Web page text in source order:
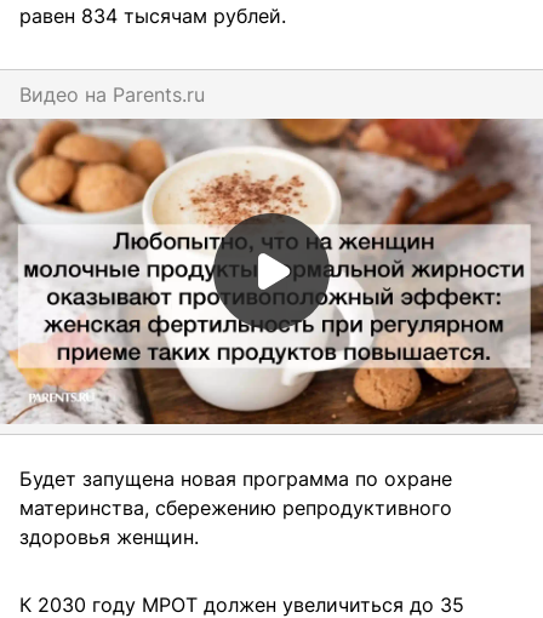
равен 834 тысячам рублей.
Видео на parents.ru
Будет запущена новая программа по охране
материнства, сбережению репродуктивного
здоровья женщин.
К 2030 году МРОТ должен увеличиться до 35